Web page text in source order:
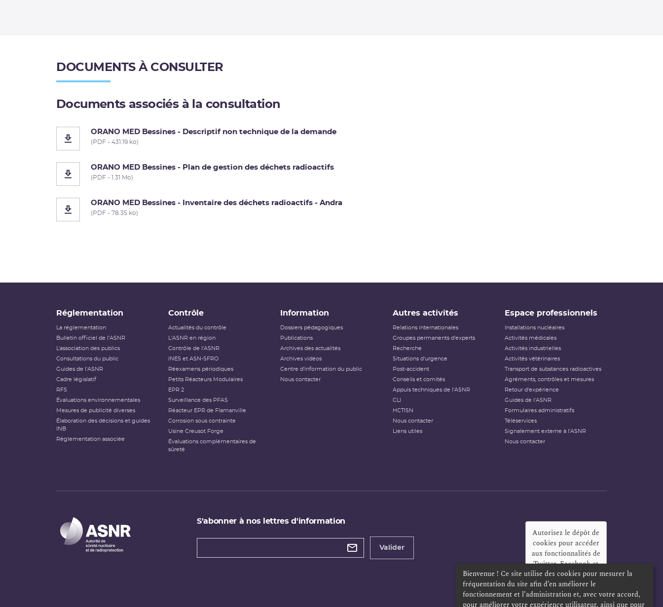
DOCUMENTS À CONSULTER
Documents associés à la consultation
ORANO MED Bessines - Descriptif non technique de la demande
(PDF - 431.19 ko)
ORANO MED Bessines - Plan de gestion des déchets radioactifs
(PDF - 1.31 Mo)
ORANO MED Bessines - Inventaire des déchets radioactifs - Andra
(PDF - 78.35 ko)
Réglementation
La réglementation
Bulletin officiel de l'ASNR
L’association des publics
Consultations du public
Guides de l'ASNR
Cadre législatif
RFS
Évaluations environnementales
Mesures de publicité diverses
Élaboration des décisions et guides
INB
Réglementation associée
Contrôle
Actualités du contrôle
L'ASNR en région
Contrôle de l'ASNR
INES et ASN-SFRO
Réexamens périodiques
Petits Réacteurs Modulaires
EPR 2
Surveillance des PFAS
Réacteur EPR de Flamanville
Corrosion sous contrainte
Usine Creusot Forge
Évaluations complémentaires de
sûreté
Information
Dossiers pédagogiques
Publications
Archives des actualités
Archives vidéos
Centre d'information du public
Nous contacter
Autres activités
Relations internationales
Groupes permanents d'experts
Recherche
Situations d'urgence
Post-accident
Conseils et comités
Appuis techniques de l'ASNR
CLI
HCTISN
Nous contacter
Liens utiles
Espace professionnels
Installations nucléaires
Activités médicales
Activités industrielles
Activités vétérinaires
Transport de substances radioactives
Agréments, contrôles et mesures
Retour d'expérience
Guides de l'ASNR
Formulaires administratifs
Téléservices
Signalement externe à l'ASNR
Nous contacter
S'abonner à nos lettres d'information
Types de
Valider
Autorisez le dépôt de
cookies pour accéder
aux fonctionnalités de
Twitter, Facebook et
LinkedIn?
Oui
Toujours
Bienvenue ! Ce site utilise des cookies pour mesurer la
fréquentation du site afin d’en améliorer le
fonctionnement et l’administration et, avec votre accord,
pour améliorer votre expérience utilisateur, ainsi que pour